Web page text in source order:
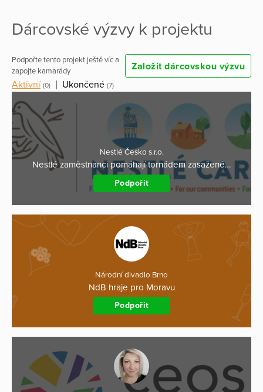
Dárcovské výzvy k projektu
Podpořte tento projekt ještě víc a
zapojte kamarády
Založit dárcovskou výzvu
Aktivní (0) Ukončené (7)
Nestlé Česko s.r.o.
Nestlé zaměstnanci pomáhají tornádem zasažené…
Podpořit
Národní divadlo Brno
NdB hraje pro Moravu
Podpořit